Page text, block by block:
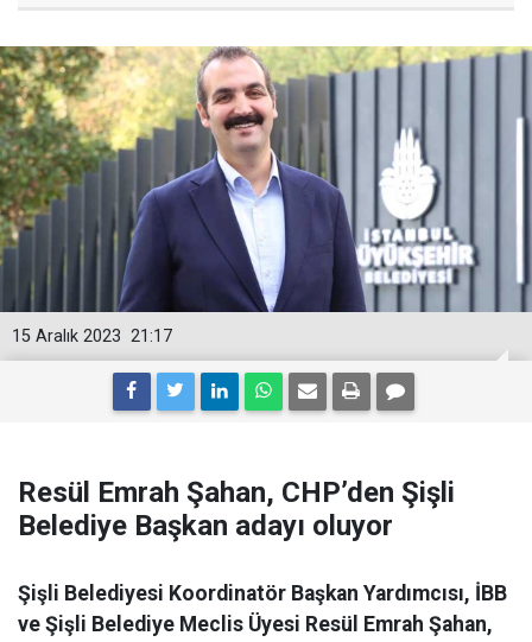
21:17
15 Aralık 2023
Resül Emrah Şahan, CHP’den Şişli
Belediye Başkan adayı oluyor
Şişli Belediyesi Koordinatör Başkan Yardımcısı, İBB
ve Şişli Belediye Meclis Üyesi Resül Emrah Şahan,